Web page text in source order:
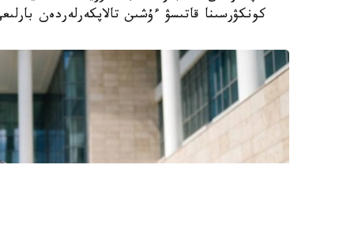
كونكۋرسىنا قاتىسۋ ءۇشىن تالاپكەرلەردەن بارلىعى 127041 ءوتىنىش